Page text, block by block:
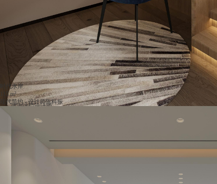
时代水岸
115 m²
现代简约 - 设计师陈科振
咨询这位设计师